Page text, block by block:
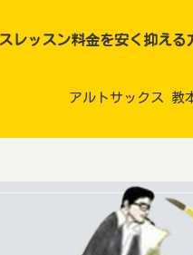
レッスン料金を安く抑え
アルトサックス 教